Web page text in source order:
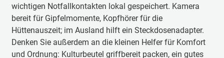
wichtigen Notfallkontakten lokal gespeichert. Kamera
bereit für Gipfelmomente, Kopfhörer für die
Hüttenauszeit; im Ausland hilft ein Steckdosenadapter.
Denken Sie außerdem an die kleinen Helfer für Komfort
und Ordnung: Kulturbeutel griffbereit packen, ein gutes